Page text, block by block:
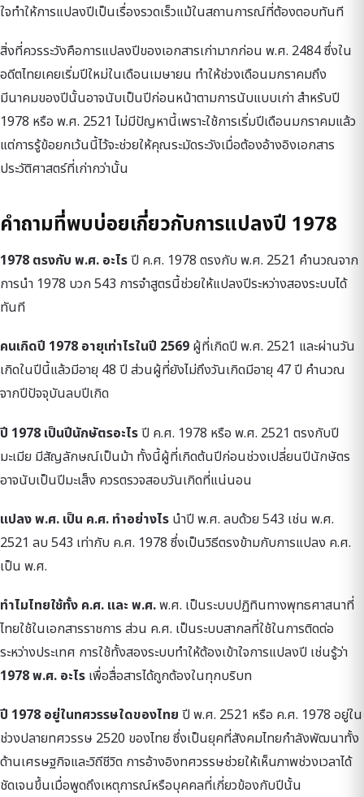
ใจทำให้การแปลงปีเป็นเรื่องรวดเร็วแม้ในสถานการณ์ที่ต้องตอบทันที
สิ่งที่ควรระวังคือการแปลงปีของเอกสารเก่ามากก่อน พ.ศ. 2484 ซึ่งใน
อดีตไทยเคยเริ่มปีใหม่ในเดือนเมษายน ทำให้ช่วงเดือนมกราคมถึง
มีนาคมของปีนั้นอาจนับเป็นปีก่อนหน้าตามการนับแบบเก่า สำหรับปี
1978 หรือ พ.ศ. 2521 ไม่มีปัญหานี้เพราะใช้การเริ่มปีเดือนมกราคมแล้ว
แต่การรู้ข้อยกเว้นนี้ไว้จะช่วยให้คุณระมัดระวังเมื่อต้องอ้างอิงเอกสาร
ประวัติศาสตร์ที่เก่ากว่านั้น
คำถามที่พบบ่อยเกี่ยวกับการแปลงปี 1978
1978 ตรงกับ พ.ศ. อะไรปี ค.ศ. 1978 ตรงกับ พ.ศ. 2521 คำนวณจาก
การนำ 1978 บวก 543 การจำสูตรนี้ช่วยให้แปลงปีระหว่างสองระบบได้
ทันที
คนเกิดปี 1978 อายุเท่าไรในปี 2569 ผู้ที่เกิดปี พ.ศ. 2521 และผ่านวัน
เกิดในปีนี้แล้วมีอายุ 48 ปี ส่วนผู้ที่ยังไม่ถึงวันเกิดมีอายุ 47 ปี คำนวณ
จากปีปัจจุบันลบปีเกิด
ปี 1978 เป็นปีนักษัตรอะไรปี ค.ศ. 1978 หรือ พ.ศ. 2521 ตรงกับปี
มะเมีย มีสัญลักษณ์เป็นม้า ทั้งนี้ผู้ที่เกิดต้นปีก่อนช่วงเปลี่ยนปีนักษัตร
อาจนับเป็นปีมะเส็ง ควรตรวจสอบวันเกิดที่แน่นอน
แปลง พ.ศ. เป็น ค.ศ. ทำอย่างไร นำปี พ.ศ. ลบด้วย 543 เช่น พ.ศ.
2521 ลบ 543 เท่ากับ ค.ศ. 1978 ซึ่งเป็นวิธีตรงข้ามกับการแปลง ค.ศ.
เป็น พ.ศ.
ทำไมไทยใช้ทั้ง ค.ศ. และ พ.ศ.พ.ศ. เป็นระบบปฏิทินทางพุทธศาสนาที่
ไทยใช้ในเอกสารราชการ ส่วน ค.ศ. เป็นระบบสากลที่ใช้ในการติดต่อ
ระหว่างประเทศ การใช้ทั้งสองระบบทำให้ต้องเข้าใจการแปลงปี เช่นรู้ว่า
1978 พ.ศ. อะไร เพื่อสื่อสารได้ถูกต้องในทุกบริบท
ปี 1978 อยู่ในทศวรรษใดของไทย ปี พ.ศ. 2521 หรือ ค.ศ. 1978 อยู่ใน
ช่วงปลายทศวรรษ 2520 ของไทย ซึ่งเป็นยุคที่สังคมไทยกำลังพัฒนาทั้ง
ด้านเศรษฐกิจและวิถีชีวิต การอ้างอิงทศวรรษช่วยให้เห็นภาพช่วงเวลาได้
ชัดเจนขึ้นเมื่อพูดถึงเหตุการณ์หรือบุคคลที่เกี่ยวข้องกับปีนั้น